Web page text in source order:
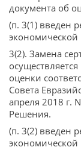
документа об
(п. 3(1) введен
экономической
3(2). Замена
оценки
Совета
апреля 2018 г.
Решения.
(п. 3(2) введен
экономической